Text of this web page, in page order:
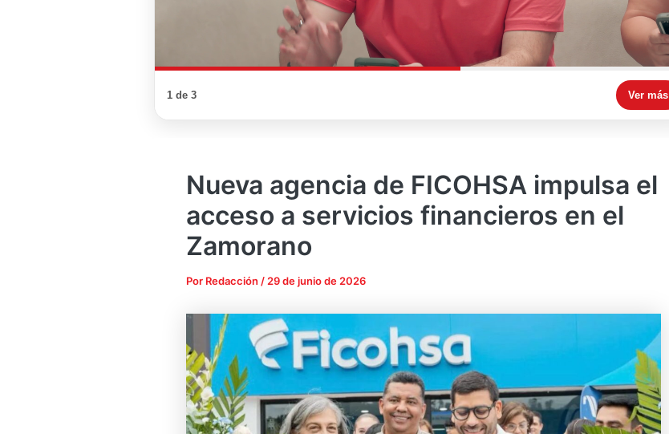
1 de 3 Ver más
Nueva agencia de FICOHSA impulsa el
acceso a servicios financieros en el
Zamorano
Por Redacción / 29 de junio de 2026